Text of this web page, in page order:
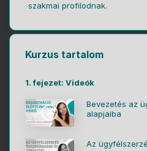
szakmai profilodnak.
Kurzus tartalom
1. fejezet: Videók
Bevezetés az
alapjaiba
Az